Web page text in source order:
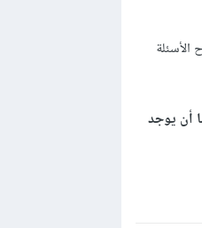
أن يوجد